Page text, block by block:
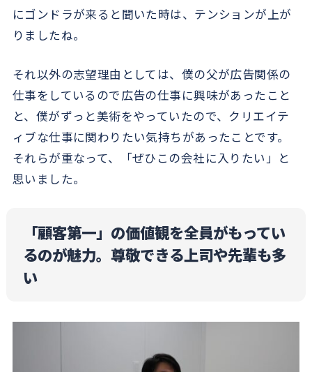
にゴンドラが来ると聞いた時は、テンションが上が
りましたね。
それ以外の志望理由としては、僕の父が広告関係の
仕事をしているので広告の仕事に興味があったこと
と、僕がずっと美術をやっていたので、クリエイテ
ィブな仕事に関わりたい気持ちがあったことです。
それらが重なって、「ぜひこの会社に入りたい」と
思いました。
「顧客第一」の価値観を全員がもってい
るのが魅力。尊敬できる上司や先輩も多
い